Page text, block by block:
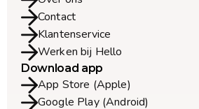
Contact
Klantenservice
Werken bij Hello
Download app
App Store (Apple)
Google Play (Android)